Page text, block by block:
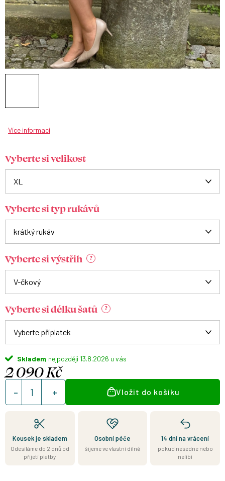
Více informací
Vyberte si velikost
Vyberte si typ rukávů
Vyberte si výstřih ?
Vyberte si délku šatů ?
Skladem 13.8.2026
2 090 Kč
Měrná
cena:
Vložit do košíku
Kousek je skladem
Odesíláme do 2 dnů od
přijetí platby
Osobní péče
šijeme ve vlastní dílně
14 dní na vrácení
pokud nesedne nebo
nelíbí